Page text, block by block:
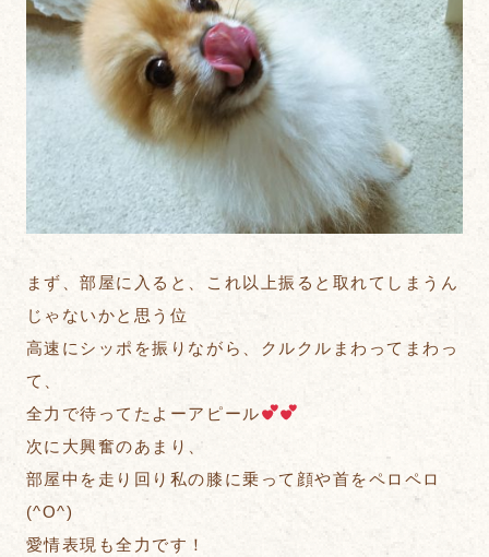
まず、部屋に入ると、これ以上振ると取れてしまうん
じゃないかと思う位
高速にシッポを振りながら、クルクルまわってまわっ
て、
全力で待ってたよーアピール
次に大興奮のあまり、
部屋中を走り回り私の膝に乗って顔や首をペロペロ
(^O^)
愛情表現も全力です！